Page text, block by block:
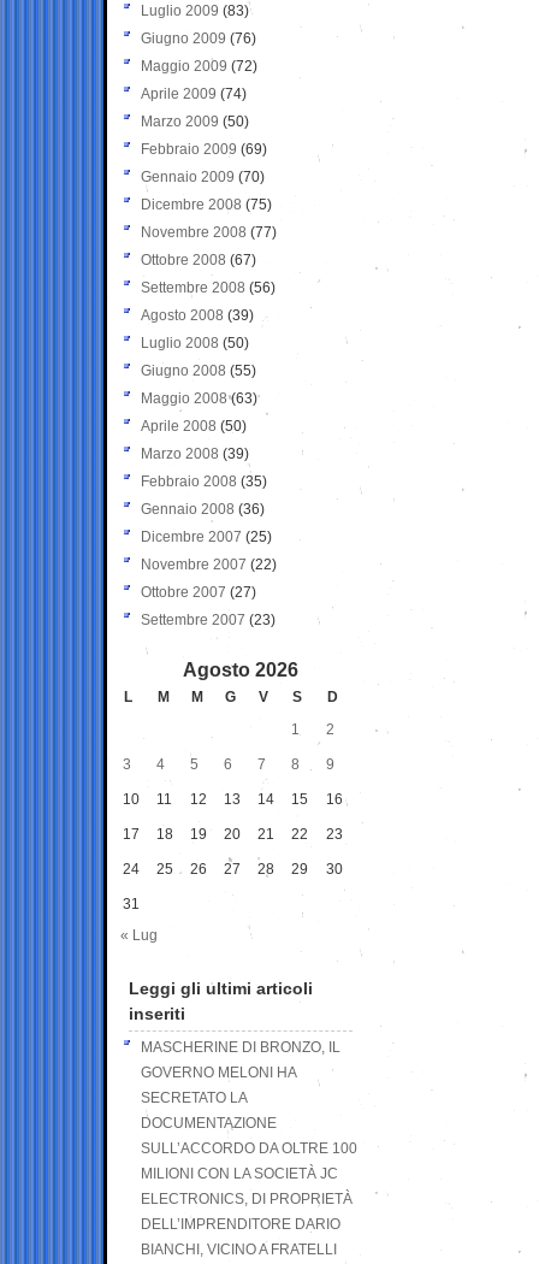
Luglio 2009 (83)
Giugno 2009 (76)
Maggio 2009 (72)
Aprile 2009 (74)
Marzo 2009 (50)
Febbraio 2009 (69)
Gennaio 2009 (70)
Dicembre 2008 (75)
Novembre 2008 (77)
Ottobre 2008 (67)
Settembre 2008 (56)
Agosto 2008 (39)
Luglio 2008 (50)
Giugno 2008 (55)
Maggio 2008(63)
Aprile 2008 (50)
Marzo 2008 (39)
Febbraio 2008 (35)
Gennaio 2008 (36)
Dicembre 2007 (25)
Novembre 2007 (22)
Ottobre 2007 (27)
Settembre 2007 (23)
Agosto 2026
L M M G V S
D
1
2
3 4 5 6 7 8 9
10 11 12 13 14 15 16
17 18 19 20 21 22 23
24 25 26 27 28 29 30
31
« Lug
Leggi gli ultimi articoli
inseriti
MASCHERINE DI BRONZO, IL
GOVERNO MELONI HA
SECRETATO LA
DOCUMENTAZIONE
SULL’ACCORDO DA OLTRE 100
MILIONI CON LA SOCIETÀ JC
ELECTRONICS, DI PROPRIETÀ
DELL’IMPRENDITORE DARIO
BIANCHI, VICINO A FRATELLI